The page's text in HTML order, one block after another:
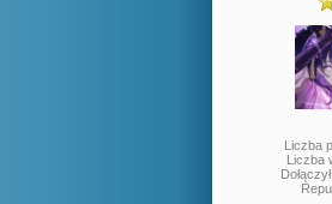
Liczba
Liczba